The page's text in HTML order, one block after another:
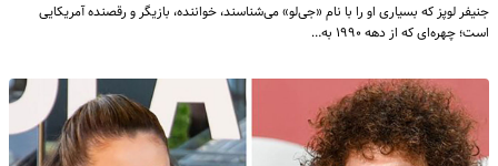
جنیفر لوپز که بسیاری او را با نام «جی‌لو» می‌شناسند، خواننده، بازیگر و رقصنده آمریکایی
است؛ چهره‌ای که از دهه ۱۹۹۰ به…